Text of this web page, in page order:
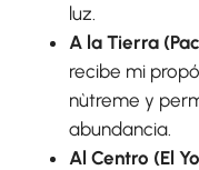
luz.
A la Tierra
recibe mi
nùtreme y
abundancia.
Al Centro (El